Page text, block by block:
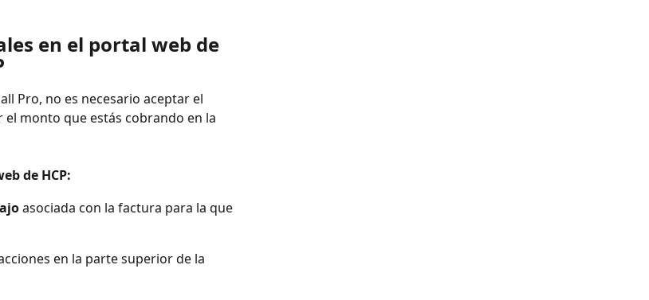
en el portal web de
Pro, no es necesario aceptar el
monto que estás cobrando en la
de HCP:
asociada con la factura para la que
en la parte superior de la